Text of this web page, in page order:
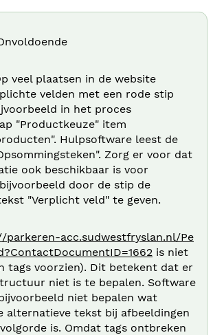
veel plaatsen in de website
velden met een rode stip
in het proces
"Productkeuze" item
Hulpsoftware leest de
Zorg er voor dat
ook beschikbaar is voor
door de stip de
"Verplicht veld" te geven.
parkeren-acc.sudwestfryslan.nl/Pe
is niet
tags voorzien). Dit betekent dat er
niet is te bepalen. Software
niet bepalen wat
alternatieve tekst bij afbeeldingen
is. Omdat tags ontbreken